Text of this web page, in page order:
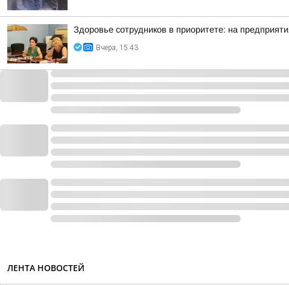
Здоровье сотрудников в приоритете: на
Вчера, 15:43
ЛЕНТА НОВОСТЕЙ